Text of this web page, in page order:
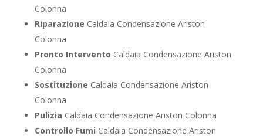
Colonna
Riparazione Caldaia Condensazione Ariston
Colonna
Pronto Intervento Caldaia Condensazione Ariston
Colonna
Sostituzione Caldaia Condensazione Ariston
Colonna
Pulizia Caldaia Condensazione Ariston Colonna
Controllo Fumi Caldaia Condensazione Ariston